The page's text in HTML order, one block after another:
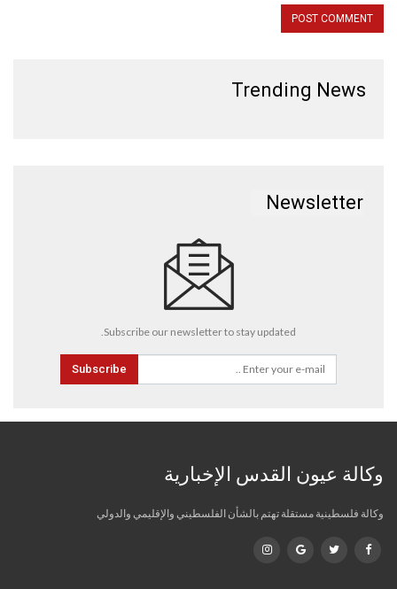
Trending News
Newsletter
Subscribe our newsletter to stay updated.
Subscribe
وكالة عيون القدس الإخبارية
وكالة فلسطينية مستقلة تهتم بالشأن الفلسطيني والإقليمي والدولي